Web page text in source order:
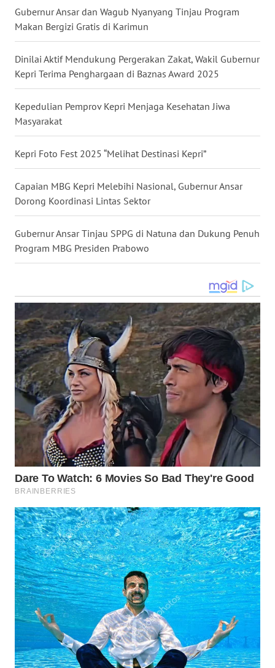
Gubernur Ansar dan Wagub Nyanyang Tinjau Program
Makan Bergizi Gratis di Karimun
Dinilai Aktif Mendukung Pergerakan Zakat, Wakil Gubernur
Kepri Terima Penghargaan di Baznas Award 2025
Kepedulian Pemprov Kepri Menjaga Kesehatan Jiwa
Masyarakat
Kepri Foto Fest 2025 “Melihat Destinasi Kepri”
Capaian MBG Kepri Melebihi Nasional, Gubernur Ansar
Dorong Koordinasi Lintas Sektor
Gubernur Ansar Tinjau SPPG di Natuna dan Dukung Penuh
Program MBG Presiden Prabowo
WN
SULUT
WN
MALUKU
WN
MALUT
WN
DAIRI
WN
TOBA
WN
LANGKAT
WN
TAPANULI
SELATAN
WN
TANJUNG
LESUNG
WN
KARO
WN
SIMALUNGUN
WN
LABUHANBATU
WN
TAPANULI
TENGAH